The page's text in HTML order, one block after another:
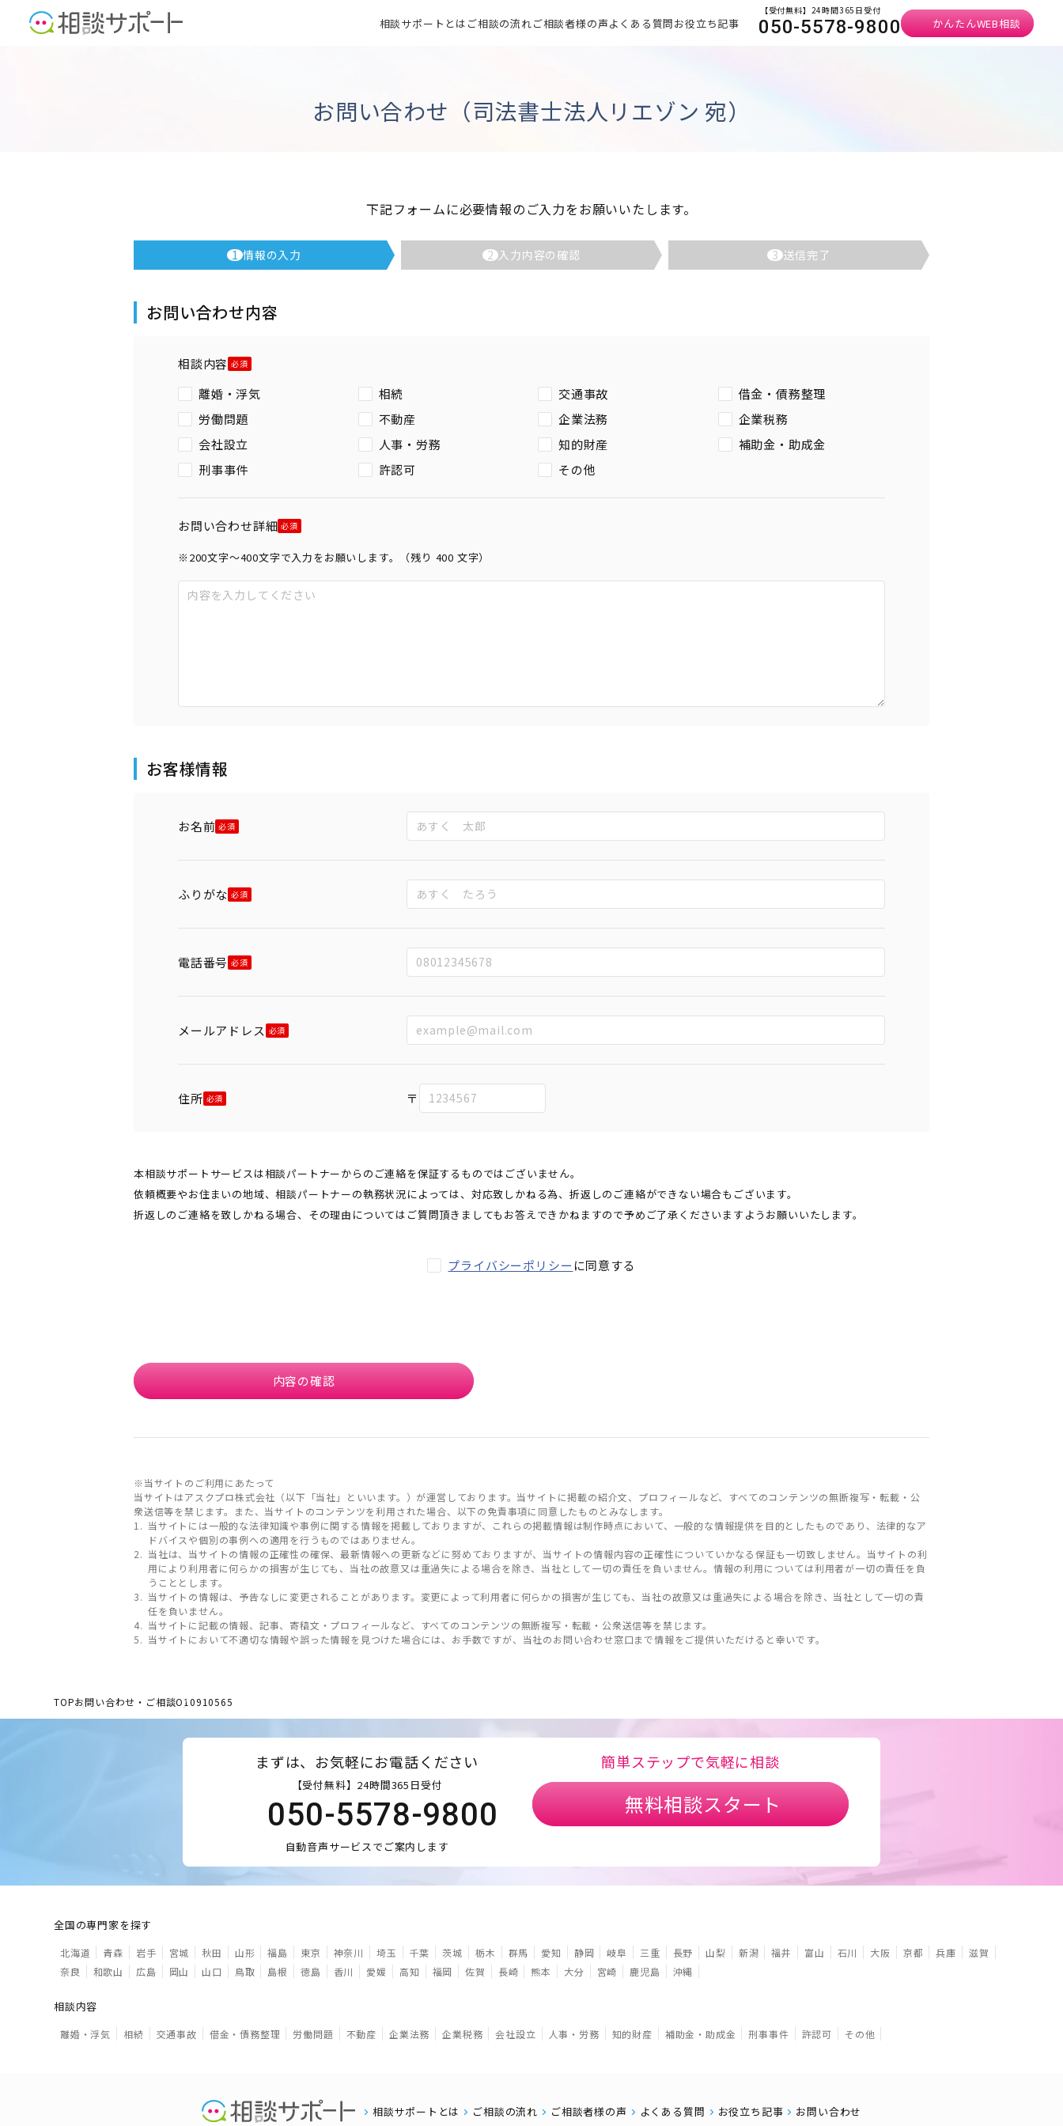
相談サポートとは ご相談の流れご相談者様の声よくある質問お役立ち記事
【受付無料】24時間365日受付
050-5578-9800 かんたんWEB相談
お問い合わせ（司法書士法人リエゾン 宛）
下記フォームに必要情報のご入力をお願いいたします。
1 情報の入力 2 入力内容の確認 3 送信完了
お問い合わせ内容
相談内容
離婚・浮気
相続 交通事故
借金・債務整理
労働問題
不動産 企業法務
企業税務
会社設立
人事・労務 知的財産
補助金・助成金
刑事事件
許認可 その他
お問い合わせ詳細
※200文字〜400文字で入力をお願いします。（残り 400 文字）
お客様情報
お名前
ふりがな
電話番号
メールアドレス
住所 〒
本相談サポートサービスは相談パートナーからのご連絡を保証するものではございません。
依頼概要やお住まいの地域、相談パートナーの執務状況によっては、対応致しかねる為、折返しのご連絡ができない場合もございます。
折返しのご連絡を致しかねる場合、その理由についてはご質問頂きましてもお答えできかねますので予めご了承くださいますようお願いいたします。
プライバシーポリシー に同意する
内容の確認
※当サイトのご利用にあたって
当サイトはアスクプロ株式会社（以下「当社」といいます。）が運営しております。当サイトに掲載の紹介文、プロフィールなど、すべてのコンテンツの無断複写・転載・公
衆送信等を禁じます。また、当サイトのコンテンツを利用された場合、以下の免責事項に同意したものとみなします。
当サイトには一般的な法律知識や事例に関する情報を掲載しておりますが、これらの掲載情報は制作時点において、一般的な情報提供を目的としたものであり、法律的なア
ドバイスや個別の事例への適用を行うものではありません。
当社は、当サイトの情報の正確性の確保、最新情報への更新などに努めておりますが、当サイトの情報内容の正確性についていかなる保証も一切致しません。当サイトの利
用により利用者に何らかの損害が生じても、当社の故意又は重過失による場合を除き、当社として一切の責任を負いません。情報の利用については利用者が一切の責任を負
うこととします。
当サイトの情報は、予告なしに変更されることがあります。変更によって利用者に何らかの損害が生じても、当社の故意又は重過失による場合を除き、当社として一切の責
任を負いません。
当サイトに記載の情報、記事、寄稿文・プロフィールなど、すべてのコンテンツの無断複写・転載・公衆送信等を禁じます。
当サイトにおいて不適切な情報や誤った情報を見つけた場合には、お手数ですが、当社のお問い合わせ窓口まで情報をご提供いただけると幸いです。
TOPお問い合わせ・ご相談O10910565
まずは、お気軽にお電話ください
【受付無料】24時間365日受付
050-5578-9800
自動音声サービスでご案内します
簡単ステップで気軽に相談
無料相談スタート
全国の専門家を探す
北海道 青森 岩手 宮城 秋田 山形 福島 東京 神奈川 埼玉 千葉 茨城 栃木 群馬 愛知 静岡 岐阜 三重 長野 山梨 新潟 福井 富山 石川 大阪 京都 兵庫
滋賀
奈良
和歌山 広島 岡山 山口 鳥取 島根 徳島 香川 愛媛 高知 福岡 佐賀 長崎 熊本 大分 宮崎 鹿児島 沖縄
相談内容
離婚・浮気 相続 交通事故 借金・債務整理 労働問題 不動産 企業法務 企業税務 会社設立 人事・労務 知的財産 補助金・助成金 刑事事件 許認可 その他
相談サポートとは ご相談の流れ ご相談者様の声 よくある質問 お役立ち記事 お問い合わせ